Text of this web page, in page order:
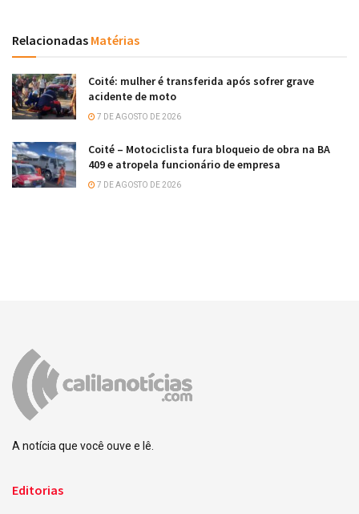
Relacionadas Matérias
Coité: mulher é transferida após sofrer grave
acidente de moto
7 DE AGOSTO DE 2026
Coité – Motociclista fura bloqueio de obra na BA
409 e atropela funcionário de empresa
7 DE AGOSTO DE 2026
A notícia que você ouve e lê.
Editorias